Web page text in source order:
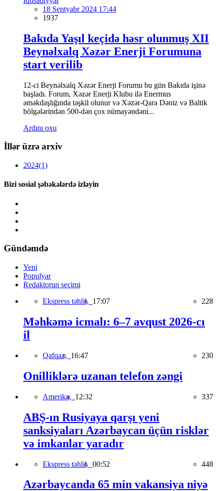
18 Sentyabr 2024 17:44
1937
Bakıda Yaşıl keçidə həsr olunmuş XII
Beynəlxalq Xəzər Enerji Forumuna
start verilib
12-ci Beynəlxalq Xəzər Enerji Forumu bu gün Bakıda işinə
başladı. Forum, Xəzər Enerji Klubu ilə Enermus
əməkdaşlığında təşkil olunur və Xəzər-Qara Dəniz və Baltik
bölgələrindən 500-dən çox nümayəndəni...
Ardını oxu
İllər üzrə arxiv
2024(1)
Bizi sosial şəbəkələrdə izləyin
Gündəmdə
Yeni
Populyar
Redaktorun seçimi
Ekspress təhlil, 17:07 228
Məhkəmə icmalı: 6–7 avqust 2026-cı
il
Qafqaz, 16:47 230
Onilliklərə uzanan telefon zəngi
Amerika, 12:32 337
ABŞ-ın Rusiyaya qarşı yeni
sanksiyaları Azərbaycan üçün risklər
və imkanlar yaradır
Ekspress təhlil, 00:52 448
Azərbaycanda 65 min vakansiya niyə